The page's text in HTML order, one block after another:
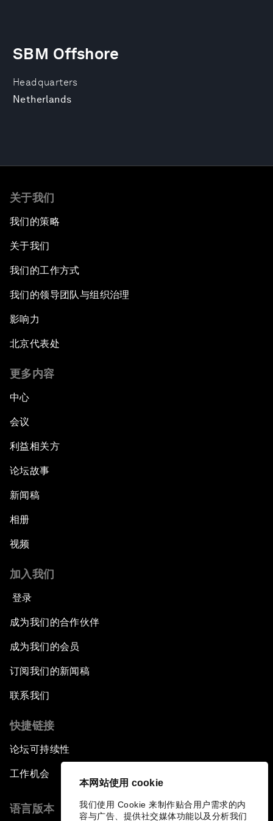
本网站使用 cookie
我们使用 Cookie 来制作贴合用户需求的内
容与广告、提供社交媒体功能以及分析我们
Headquarters
Netherlands
SBM Offshore
关于我们
我们的策略
关于我们
我们的工作方式
我们的领导团队与组织治理
影响力
北京代表处
更多内容
中心
会议
利益相关方
论坛故事
新闻稿
相册
视频
加入我们
登录
成为我们的合作伙伴
成为我们的会员
订阅我们的新闻稿
联系我们
快捷链接
论坛可持续性
工作机会
语言版本